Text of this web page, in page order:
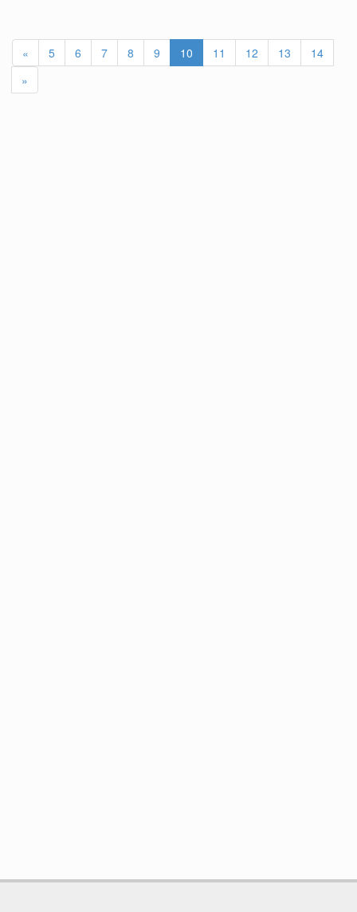
« 5 6 7 8 9 10 11 12 13
14
»